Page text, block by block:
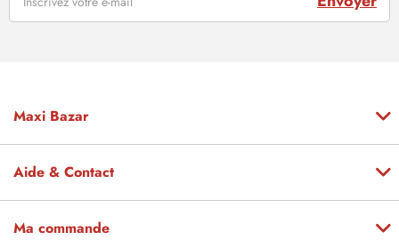
Maxi Bazar
Aide & Contact
Ma commande